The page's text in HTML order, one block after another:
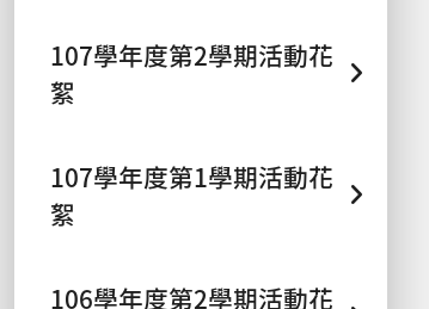
107學年度第2學期活動花
絮
107學年度第1學期活動花
絮
106學年度第2學期活動花